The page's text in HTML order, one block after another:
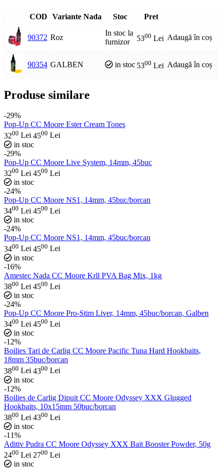
COD Variante Nada Stoc Pret
90372 Roz
In stoc la
furnizor
5300 Lei Adaugă în coș
90354 GALBEN in stoc 5300 Lei Adaugă în coș
Produse similare
-29%
Pop-Up CC Moore Ester Cream Tones
3200 Lei 4500 Lei
in stoc
-29%
Pop-Up CC Moore Live System, 14mm, 45buc
3200 Lei 4500 Lei
in stoc
-24%
Pop-Up CC Moore NS1, 14mm, 45buc/borcan
3400 Lei 4500 Lei
in stoc
-24%
Pop-Up CC Moore NS1, 14mm, 45buc/borcan
3400 Lei 4500 Lei
in stoc
-16%
Amestec Nada CC Moore Krll PVA Bag Mix, 1kg
3800 Lei 4500 Lei
in stoc
-24%
Pop-Up CC Moore Pro-Stim Liver, 14mm, 45buc/borcan, Galben
3400 Lei 4500 Lei
in stoc
-12%
Boilies Tari de Carlig CC Moore Pacific Tuna Hard Hookbaits,
18mm 35buc/borcan
3800 Lei 4300 Lei
in stoc
-12%
Boilies de Carlig Dipuit CC Moore Odyssey XXX Glugged
Hookbaits, 10x15mm 50buc/borcan
3800 Lei 4300 Lei
in stoc
-11%
Aditiv Pudra CC Moore Odyssey XXX Bait Booster Powder, 50g
2400 Lei 2700 Lei
in stoc